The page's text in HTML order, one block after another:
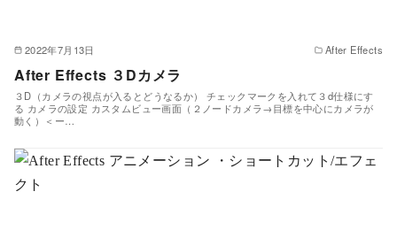
2022年7月13日 After Effects
After Effects ３Dカメラ
３D（カメラの視点が入るとどうなるか） チェックマークを入れて３d仕様にす
る カメラの設定 カスタムビュー画面（２ノードカメラ→目標を中心にカメラが
動く）＜ー…